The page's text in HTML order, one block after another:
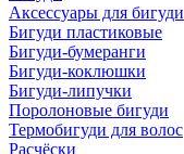
Аксессуары для бигуди
Бигуди пластиковые
Бигуди-бумеранги
Бигуди-коклюшки
Бигуди-липучки
Поролоновые бигуди
Термобигуди для волос
Расчёски